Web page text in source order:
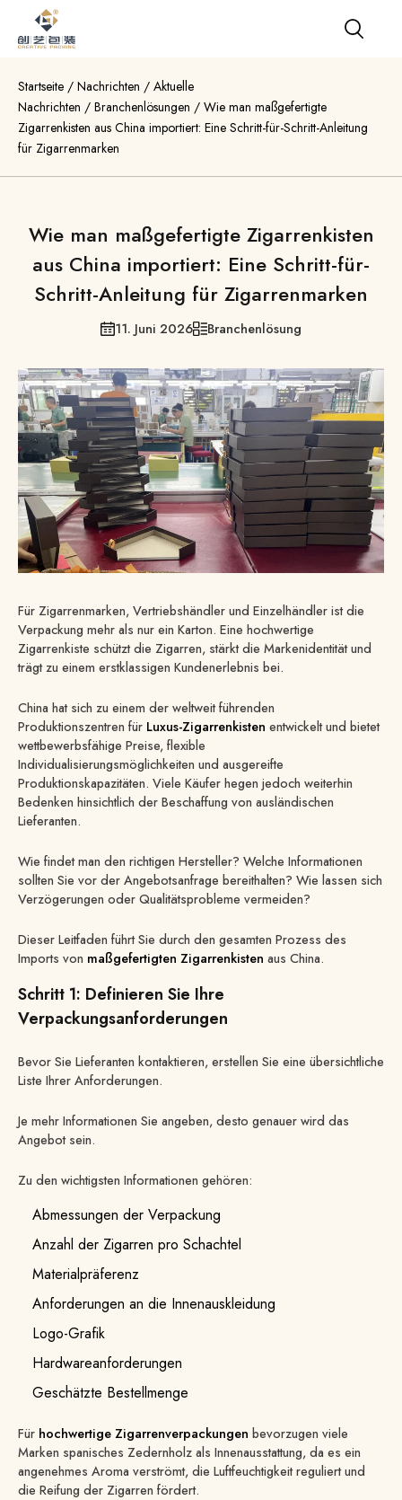
Startseite / Nachrichten / Aktuelle
Nachrichten / Branchenlösungen / Wie man maßgefertigte
Zigarrenkisten aus China importiert: Eine Schritt-für-Schritt-Anleitung
für Zigarrenmarken
Wie man maßgefertigte Zigarrenkisten
aus China importiert: Eine Schritt-für-
Schritt-Anleitung für Zigarrenmarken
11. Juni 2026 Branchenlösung
Für Zigarrenmarken, Vertriebshändler und Einzelhändler ist die
Verpackung mehr als nur ein Karton. Eine hochwertige
Zigarrenkiste schützt die Zigarren, stärkt die Markenidentität und
trägt zu einem erstklassigen Kundenerlebnis bei.
China hat sich zu einem der weltweit führenden
Produktionszentren für Luxus-Zigarrenkisten entwickelt und bietet
wettbewerbsfähige Preise, flexible
Individualisierungsmöglichkeiten und ausgereifte
Produktionskapazitäten. Viele Käufer hegen jedoch weiterhin
Bedenken hinsichtlich der Beschaffung von ausländischen
Lieferanten.
Wie findet man den richtigen Hersteller? Welche Informationen
sollten Sie vor der Angebotsanfrage bereithalten? Wie lassen sich
Verzögerungen oder Qualitätsprobleme vermeiden?
Dieser Leitfaden führt Sie durch den gesamten Prozess des
Imports von maßgefertigten Zigarrenkisten aus China.
Schritt 1: Definieren Sie Ihre
Verpackungsanforderungen
Bevor Sie Lieferanten kontaktieren, erstellen Sie eine übersichtliche
Liste Ihrer Anforderungen.
Je mehr Informationen Sie angeben, desto genauer wird das
Angebot sein.
Zu den wichtigsten Informationen gehören:
Abmessungen der Verpackung
Anzahl der Zigarren pro Schachtel
Materialpräferenz
Anforderungen an die Innenauskleidung
Logo-Grafik
Hardwareanforderungen
Geschätzte Bestellmenge
Für hochwertige Zigarrenverpackungen bevorzugen viele
Marken spanisches Zedernholz als Innenausstattung, da es ein
angenehmes Aroma verströmt, die Luftfeuchtigkeit reguliert und
die Reifung der Zigarren fördert.